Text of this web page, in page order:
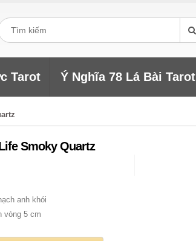
Tarot Ý Nghĩa 78 Lá Bài Tarot
Smoky Quartz
anh khói
5 cm